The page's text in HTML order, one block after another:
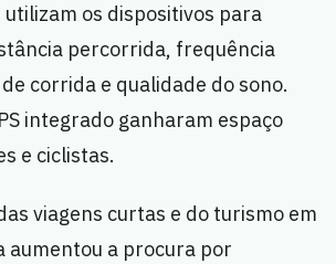
utilizam os dispositivos para
percorrida, frequência
corrida e qualidade do sono.
integrado ganharam espaço
e ciclistas.
viagens curtas e do turismo em
aumentou a procura por